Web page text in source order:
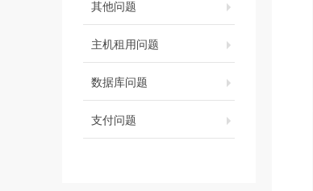
其他问题
主机租用问题
数据库问题
支付问题